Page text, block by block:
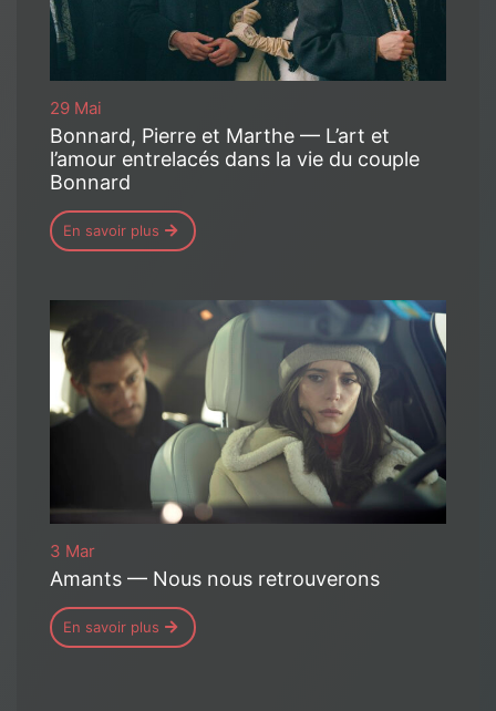
29 Mai
Bonnard, Pierre et Marthe — L’art et
l’amour entrelacés dans la vie du couple
Bonnard
En savoir plus
3 Mar
Amants — Nous nous retrouverons
En savoir plus